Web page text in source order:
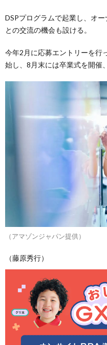
DSPプログラムで起業し、オ
との交流の機会も設ける。
今年2月に応募エントリーを行
始し、8月末には卒業式を開催
（アマゾンジャパン提供）
（藤原秀行）